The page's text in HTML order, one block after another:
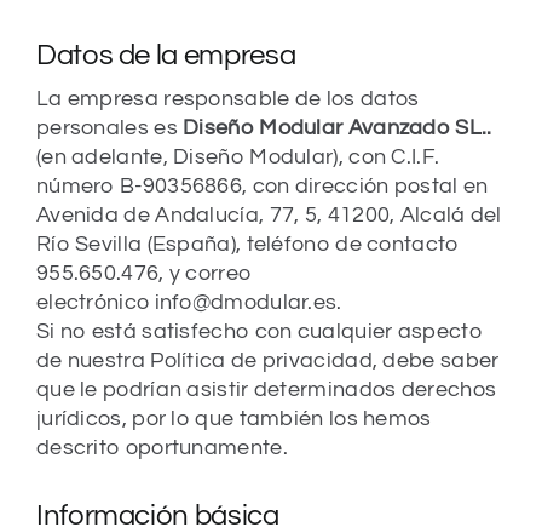
Datos de la empresa
La empresa responsable de los datos
personales es Diseño Modular Avanzado SL..
(en adelante, Diseño Modular), con C.I.F.
número B-90356866, con dirección postal en
Avenida de Andalucía, 77, 5, 41200, Alcalá del
Río Sevilla (España), teléfono de contacto
955.650.476, y correo
electrónico info@dmodular.es.
Si no está satisfecho con cualquier aspecto
de nuestra Política de privacidad, debe saber
que le podrían asistir determinados derechos
jurídicos, por lo que también los hemos
descrito oportunamente.
Información básica